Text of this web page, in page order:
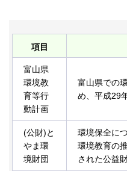
項目
富山県
環境教
育等行
動計画
富山県での
め、平成29
(公財)と
やま環
境財団
環境保全に
環境教育の
された公益